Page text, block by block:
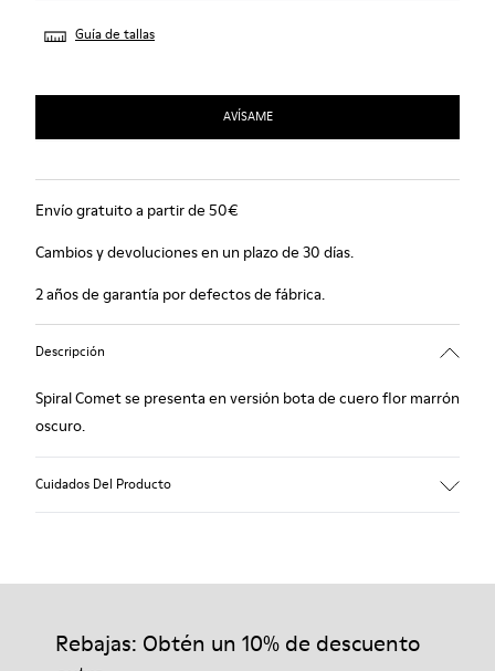
Guía de tallas
AVÍSAME
Envío gratuito a partir de 50€
Cambios y devoluciones en un plazo de 30 días.
2 años de garantía por defectos de fábrica.
Descripción
Spiral Comet se presenta en versión bota de cuero flor marrón
oscuro.
Cuidados Del Producto
Nuestros zapatos se han fabricado con materiales de primera
garantizará que duren más tiempo.
Rebajas: Obtén un 10% de descuento